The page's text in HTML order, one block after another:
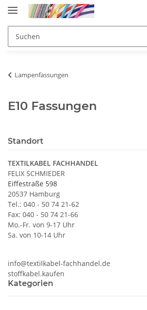
Lampenfassungen
E10 Fassungen
Standort
TEXTILKABEL FACHHANDEL
FELIX SCHMIEDER
Eiffestraße 598
20537 Hamburg
Tel.: 040 - 50 74 21-62
Fax: 040 - 50 74 21-66
Mo.-Fr. von 9-17 Uhr
Sa. von 10-14 Uhr
info@textilkabel-fachhandel.de
stoffkabel.kaufen
Kategorien